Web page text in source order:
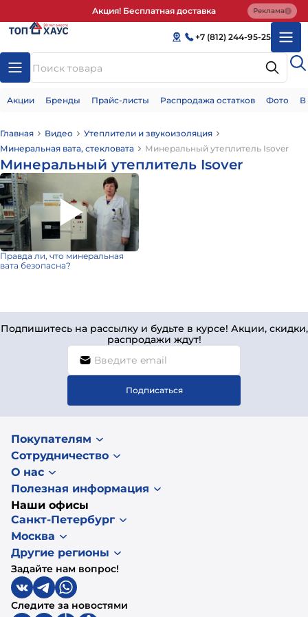
Акция! Бесплатная доставка Реклама
+7 (812) 244-95-25
Акции Бренды Прайс-листы Распродажа остатков Фото
Главная Видео
Утеплители и звукоизоляция
Минеральная вата, стекловата
Минеральный утеплитель Isover
Минеральный утеплитель Isover
Правда ли, что минеральная
вата безопасна?
Подпишитесь на рассылку и будьте в курсе! Акции, скидки,
распродажи ждут!
Подписаться
Покупателям
Сотрудничество
О нас
Полезная информация
Наши офисы
Санкт-Петербург
Москва
Другие регионы
Задайте нам вопрос!
Следите за новостями